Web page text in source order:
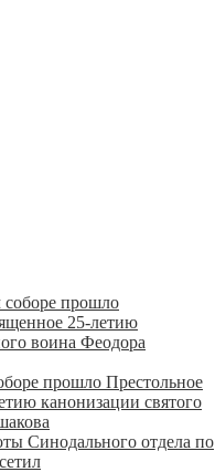
прошло Престольное
канонизации святого